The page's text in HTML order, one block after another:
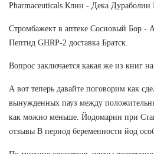
Pharmaceuticals Клин - Дека Дураболин
Стромбажект в аптеке Сосновый Бор -
Пептид GHRP-2 доставка Братск.
Вопрос заключается какая же из книг
А вот теперь давайте поговорим как
вынужденных пауз между
как можно меньше. Йодомарин при
отзывы В период беременности йод